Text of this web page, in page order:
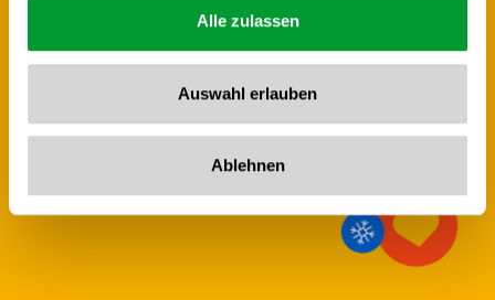
Alle zulassen
Auswahl erlauben
Ablehnen